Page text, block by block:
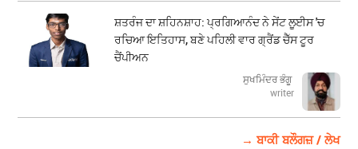
ਸ਼ਤਰੰਜ ਦਾ ਸ਼ਹਿਨਸ਼ਾਹ: ਪ੍ਰਗਿਆਨੰਦ ਨੇ ਸੇਂਟ ਲੂਈਸ 'ਚ
ਰਚਿਆ ਇਤਿਹਾਸ, ਬਣੇ ਪਹਿਲੀ ਵਾਰ ਗ੍ਰੈਂਡ ਚੈੱਸ ਟੂਰ
ਚੈਂਪੀਅਨ
ਸੁਖਮਿੰਦਰ ਭੰਗੂ
writer
→ ਬਾਕੀ ਬਲੌਗਜ਼ / ਲੇਖ